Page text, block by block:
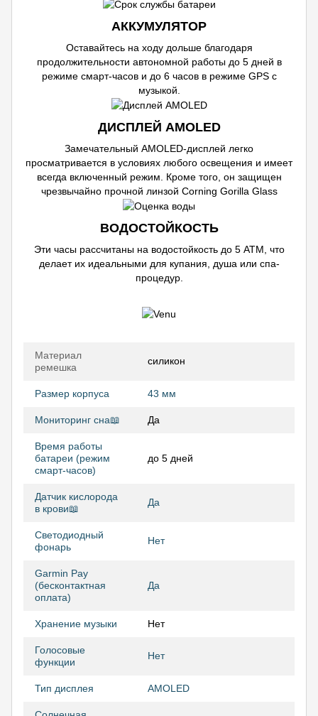
АККУМУЛЯТОР
Оставайтесь на ходу дольше благодаря
продолжительности автономной работы до 5 дней в
режиме смарт-часов и до 6 часов в режиме GPS с
музыкой.
ДИСПЛЕЙ AMOLED
Замечательный AMOLED-дисплей легко
просматривается в условиях любого освещения и имеет
всегда включенный режим. Кроме того, он защищен
чрезвычайно прочной линзой Corning Gorilla Glass
ВОДОСТОЙКОСТЬ
Эти часы рассчитаны на водостойкость до 5 АТМ, что
делает их идеальными для купания, душа или спа-
процедур.
Материал
ремешка
силикон
Размер корпуса 43 мм
Мониторинг сна📖 Да
Время работы
батареи (режим
смарт-часов)
до 5 дней
Датчик кислорода
в крови📖
Да
Светодиодный
фонарь
Нет
Garmin Pay
(бесконтактная
оплата)
Да
Хранение музыки Нет
Голосовые
функции
Нет
Тип дисплея AMOLED